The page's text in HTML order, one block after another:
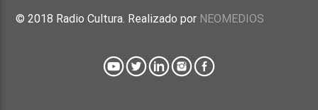
© 2018 Radio Cultura. Realizado por NEOMEDIOS